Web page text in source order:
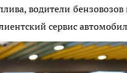
водители
сервис